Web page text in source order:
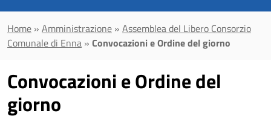
da
cercare
Home » Amministrazione » Assemblea del Libero Consorzio
Comunale di Enna » Convocazioni e Ordine del giorno
Convocazioni e Ordine del
giorno